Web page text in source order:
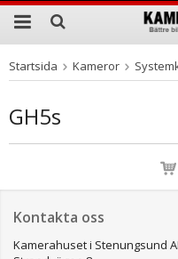
Produkten har
Startsida Kameror
GH5s
Kontakta oss
Kamerahuset i Stenungsund